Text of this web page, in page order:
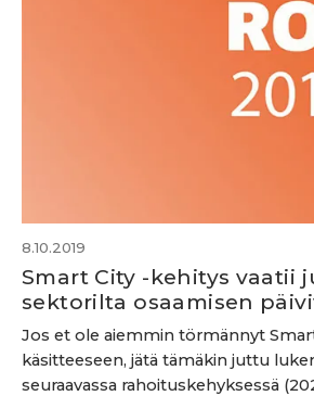
8.10.2019
Smart City -kehitys vaatii
sektorilta osaamisen
Jos et ole aiemmin törmännyt
käsitteeseen, jätä tämäkin juttu
seuraavassa rahoituskehyksessä